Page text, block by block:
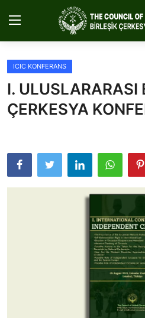
Anasayfa
Hakkımızda
Medya
Projeler
ICIC KONFERANS
I. ULUSLARARASI
ÇERKESYA